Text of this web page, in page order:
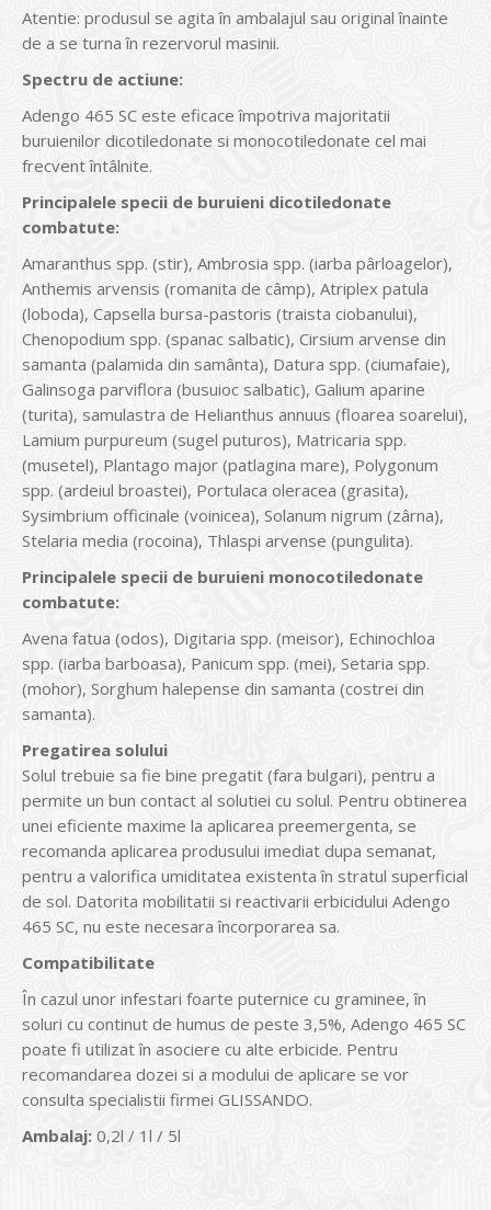
Atentie: produsul se agita în ambalajul sau original înainte
de a se turna în rezervorul masinii.
Spectru de actiune:
Adengo 465 SC este eficace împotriva majoritatii
buruienilor dicotiledonate si monocotiledonate cel mai
frecvent întâlnite.
Principalele specii de buruieni dicotiledonate
combatute:
Amaranthus spp. (stir), Ambrosia spp. (iarba pârloagelor),
Anthemis arvensis (romanita de câmp), Atriplex patula
(loboda), Capsella bursa-pastoris (traista ciobanului),
Chenopodium spp. (spanac salbatic), Cirsium arvense din
samanta (palamida din samânta), Datura spp. (ciumafaie),
Galinsoga parviflora (busuioc salbatic), Galium aparine
(turita), samulastra de Helianthus annuus (floarea soarelui),
Lamium purpureum (sugel puturos), Matricaria spp.
(musetel), Plantago major (patlagina mare), Polygonum
spp. (ardeiul broastei), Portulaca oleracea (grasita),
Sysimbrium officinale (voinicea), Solanum nigrum (zârna),
Stelaria media (rocoina), Thlaspi arvense (pungulita).
Principalele specii de buruieni monocotiledonate
combatute:
Avena fatua (odos), Digitaria spp. (meisor), Echinochloa
spp. (iarba barboasa), Panicum spp. (mei), Setaria spp.
(mohor), Sorghum halepense din samanta (costrei din
samanta).
Pregatirea solului
Solul trebuie sa fie bine pregatit (fara bulgari), pentru a
permite un bun contact al solutiei cu solul. Pentru obtinerea
unei eficiente maxime la aplicarea preemergenta, se
recomanda aplicarea produsului imediat dupa semanat,
pentru a valorifica umiditatea existenta în stratul superficial
de sol. Datorita mobilitatii si reactivarii erbicidului Adengo
465 SC, nu este necesara încorporarea sa.
Compatibilitate
În cazul unor infestari foarte puternice cu graminee, în
soluri cu continut de humus de peste 3,5%, Adengo 465 SC
poate fi utilizat în asociere cu alte erbicide. Pentru
recomandarea dozei si a modului de aplicare se vor
consulta specialistii firmei GLISSANDO.
Ambalaj: 0,2l / 1l / 5l